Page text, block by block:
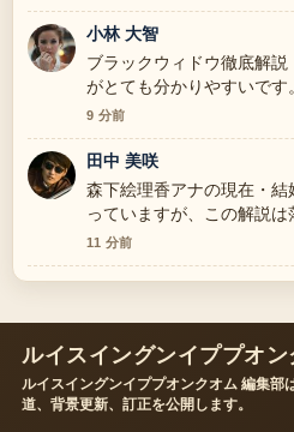
小林 大智
ブラックウィドウ徹底解
がとても分かりやすいです
いです。
9 分前
田中 美咲
森下絵理香アナの現在・
っていますが、この解説
す。
11 分前
ルイスイングンイププオン
ルイスイングンイププオンクオム 編集部
道、背景更新、訂正を公開します。